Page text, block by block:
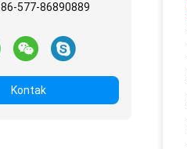
86-577-86890889
Kontak